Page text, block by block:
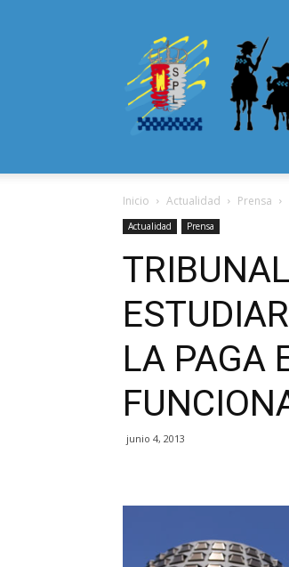
Inicio Actualidad Prensa
Actualidad Prensa
LA PAGA
junio 4, 2013